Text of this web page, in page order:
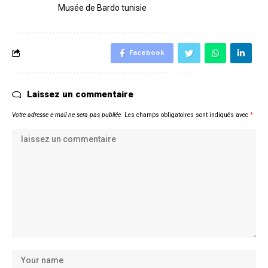
Musée de Bardo tunisie
Facebook
Laissez un commentaire
Votre adresse e-mail ne sera pas publiée. Les champs obligatoires sont indiqués avec *